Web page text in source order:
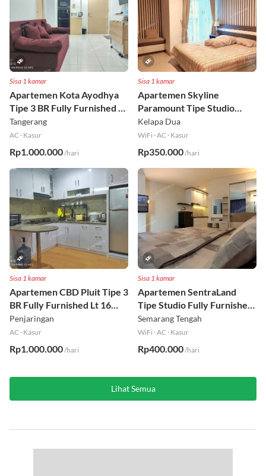
Sisa 1 kamar
Apartemen Kota Ayodhya
Tipe 3 BR Fully Furnished Lt
6
Tangerang
AC · Kasur
Rp1.000.000/hari
Sisa 1 kamar
Apartemen Skyline
Paramount Tipe Studio
Fully Furnished Lt 8
Kelapa Dua
WiFi ·AC · Kasur
Rp350.000/hari
Sisa 1 kamar
Apartemen CBD Pluit Tipe 3
BR Fully Furnished Lt 16
Utara
Penjaringan
AC · Kasur
Rp1.000.000/hari
Sisa 1 kamar
Apartemen SentraLand
Tipe Studio Fully Furnished
Lt 8
Semarang Tengah
WiFi ·AC · Kasur
Rp400.000/hari
Lihat Semua